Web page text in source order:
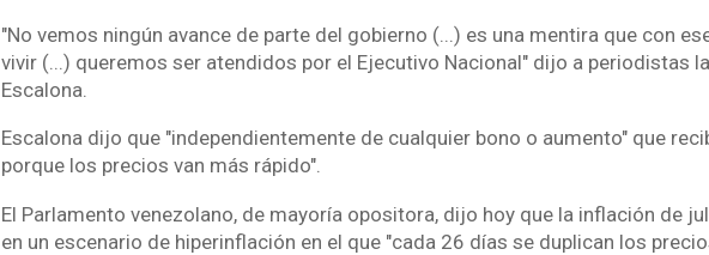
"No vemos ningún avance de parte del gobierno (...) es una mentira que con
vivir (...) queremos ser atendidos por el Ejecutivo Nacional" dijo a periodistas
Escalona.
Escalona dijo que "independientemente de cualquier bono o aumento" que
porque los precios van más rápido".
El Parlamento venezolano, de mayoría opositora, dijo hoy que la inflación de
en un escenario de hiperinflación en el que "cada 26 días se duplican los